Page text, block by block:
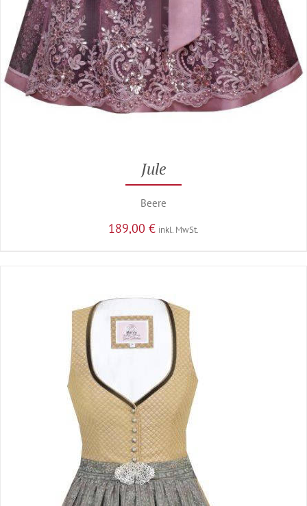
Jule
Beere
189,00 € inkl. MwSt.